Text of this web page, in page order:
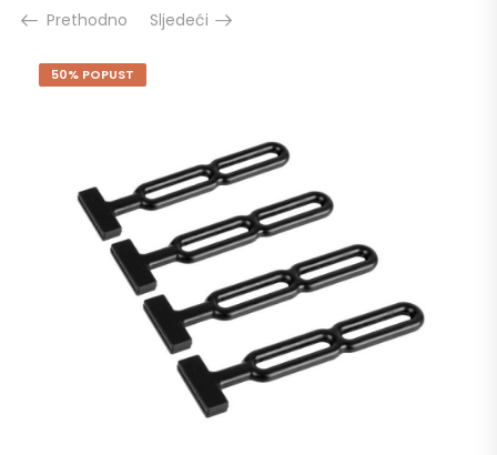
Prethodno
Sljedeći
50% POPUST